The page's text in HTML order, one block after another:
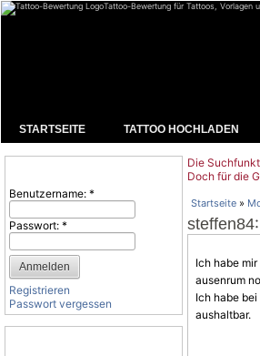
Tattoo-Bewertung für Tattoos, Vorlagen
STARTSEITE TATTOO HOCHLADEN
Benutzername: *
Passwort: *
Registrieren
Passwort vergessen
Die
Doch für die
Startseite »
steffen84
Ich habe
ausenrum
Ich habe
aushaltbar.